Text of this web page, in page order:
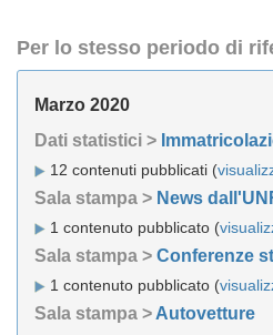
Per lo stesso periodo di
Marzo 2020
Dati statistici >
12 contenuti pubblicati (
Sala stampa > News
1 contenuto pubblicato (
Sala stampa > Conferenze
1 contenuto pubblicato (
Sala stampa > Autovetture